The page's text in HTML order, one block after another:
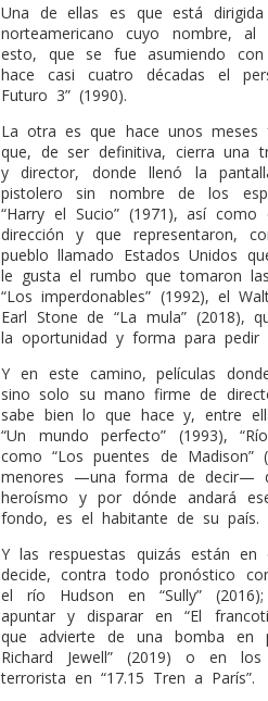
Una de ellas es que está
norteamericano cuyo nombre,
esto, que se fue asumiendo
hace casi cuatro décadas el
Futuro 3” (1990).
La otra es que hace unos meses
que, de ser definitiva, cierra una
y director, donde llenó la
pistolero sin nombre de los
“Harry el Sucio” (1971), así
dirección y que representaron,
pueblo llamado Estados Unidos
le gusta el rumbo que tomaron
“Los imperdonables” (1992), el
Earl Stone de “La mula” (2018),
la oportunidad y forma para pedir
Y en este camino, películas
sino solo su mano firme de
sabe bien lo que hace y, entre
“Un mundo perfecto” (1993),
como “Los puentes de
menores —una forma de decir—
heroísmo y por dónde andará
fondo, es el habitante de su país.
Y las respuestas quizás están
decide, contra todo pronóstico
el río Hudson en “Sully”
apuntar y disparar en “El
que advierte de una bomba en
Richard Jewell” (2019) o en
terrorista en “17.15 Tren a París”.